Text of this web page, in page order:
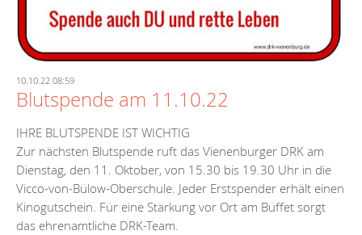
10.10.22 08:59
Blutspende am 11.10.22
IHRE BLUTSPENDE IST WICHTIG
Zur nächsten Blutspende ruft das Vienenburger DRK am
Dienstag, den 11. Oktober, von 15.30 bis 19.30 Uhr in die
Vicco-von-Bülow-Oberschule. Jeder Erstspender erhält einen
Kinogutschein. Für eine Stärkung vor Ort am Büffet sorgt
das ehrenamtliche DRK-Team.